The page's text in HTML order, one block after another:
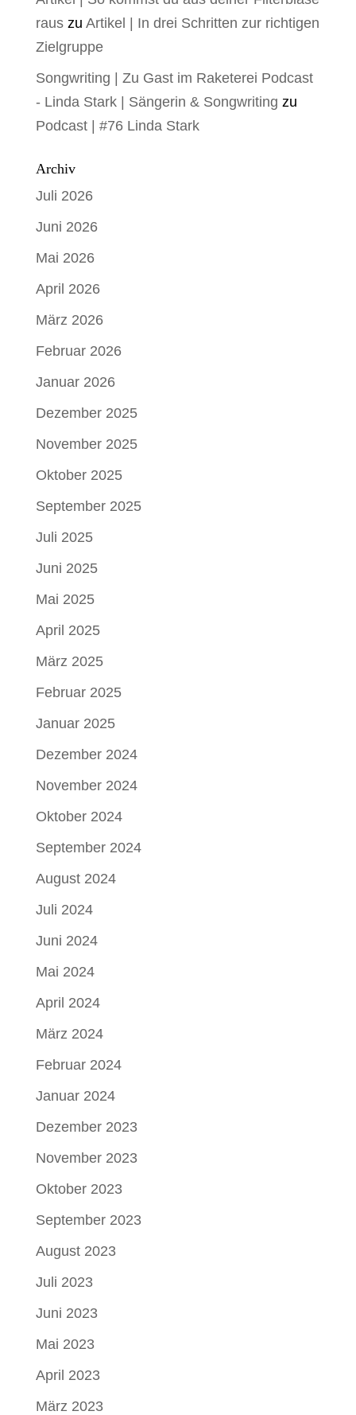
rauszu Artikel | In drei Schritten zur richtigen
Zielgruppe
Songwriting | Zu Gast im Raketerei Podcast
- Linda Stark | Sängerin & Songwriting zu
Podcast | #76 Linda Stark
Archiv
Juli 2026
Juni 2026
Mai 2026
April 2026
März 2026
Februar 2026
Januar 2026
Dezember 2025
November 2025
Oktober 2025
September 2025
Juli 2025
Juni 2025
Mai 2025
April 2025
März 2025
Februar 2025
Januar 2025
Dezember 2024
November 2024
Oktober 2024
September 2024
August 2024
Juli 2024
Juni 2024
Mai 2024
April 2024
März 2024
Februar 2024
Januar 2024
Dezember 2023
November 2023
Oktober 2023
September 2023
August 2023
Juli 2023
Juni 2023
Mai 2023
April 2023
März 2023